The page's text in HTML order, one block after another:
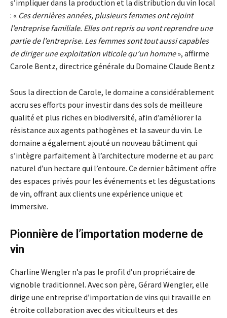
s’impliquer dans la production et la distribution du vin local
: « Ces dernières années, plusieurs femmes ont rejoint
l’entreprise familiale. Elles ont repris ou vont reprendre une
partie de l’entreprise. Les femmes sont tout aussi capables
de diriger une exploitation viticole qu’un homme», affirme
Carole Bentz, directrice générale du Domaine Claude Bentz
Sous la direction de Carole, le domaine a considérablement
accru ses efforts pour investir dans des sols de meilleure
qualité et plus riches en biodiversité, afin d’améliorer la
résistance aux agents pathogènes et la saveur du vin. Le
domaine a également ajouté un nouveau bâtiment qui
s’intègre parfaitement à l’architecture moderne et au parc
naturel d’un hectare qui l’entoure. Ce dernier bâtiment offre
des espaces privés pour les événements et les dégustations
de vin, offrant aux clients une expérience unique et
immersive.
Pionnière de l’importation moderne de
vin
Charline Wengler n’a pas le profil d’un propriétaire de
vignoble traditionnel. Avec son père, Gérard Wengler, elle
dirige une entreprise d’importation de vins qui travaille en
étroite collaboration avec des viticulteurs et des